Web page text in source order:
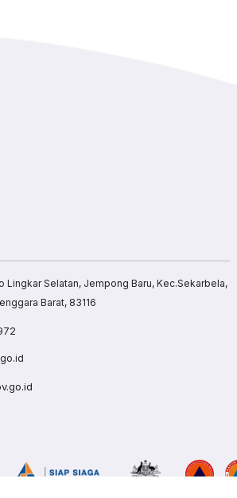
Lingkar Selatan, Jempong Baru, Kec.Sekarbela,
Barat, 83116